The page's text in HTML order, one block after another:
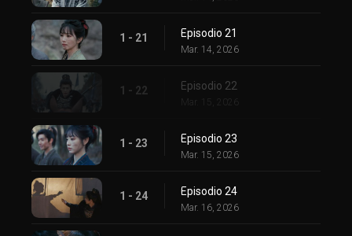
1 - 21 Episodio 21
Mar. 14, 2026
1 - 22 Episodio 22
Mar. 15, 2026
1 - 23 Episodio 23
Mar. 15, 2026
1 - 24 Episodio 24
Mar. 16, 2026